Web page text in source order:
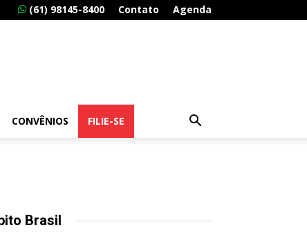
(61) 98145-8400 Contato Agenda
CONVÊNIOS FILIE-SE
Brasil